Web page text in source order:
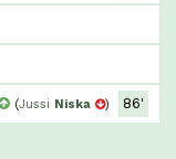
(Jussi Niska ) 86'